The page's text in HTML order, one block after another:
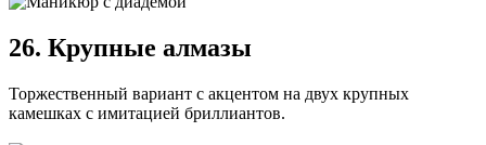
26. Крупные алмазы
Торжественный вариант с акцентом на двух крупных
камешках с имитацией бриллиантов.